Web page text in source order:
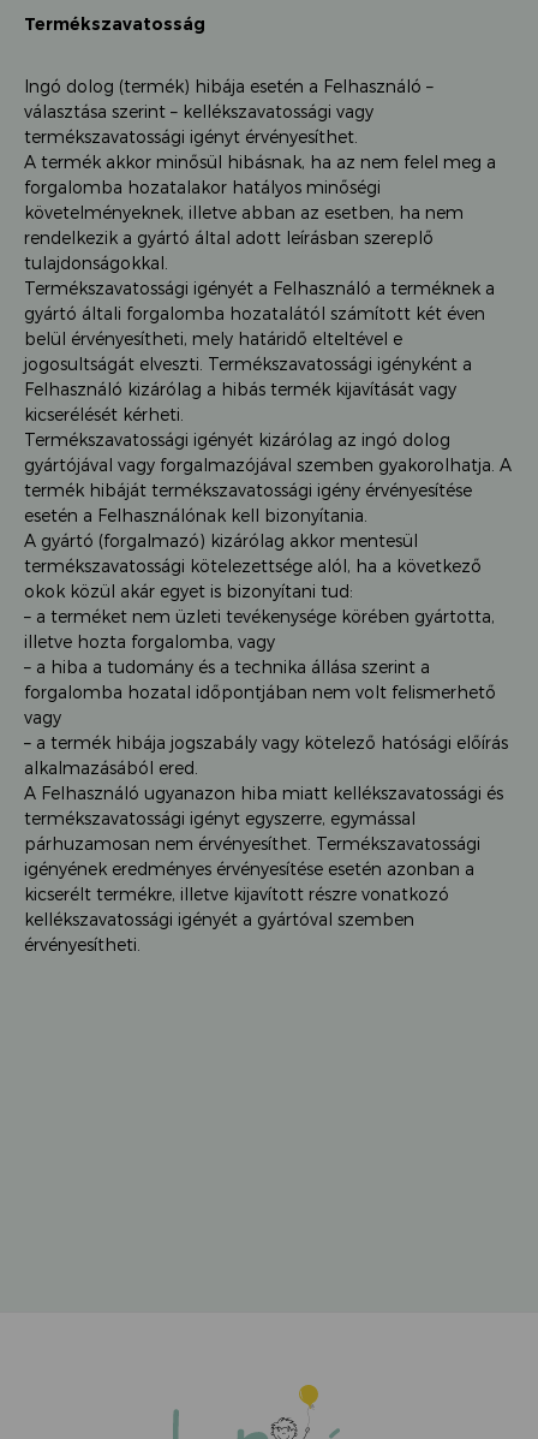
Termékszavatosság
Ingó dolog (termék) hibája esetén a Felhasználó –
választása szerint – kellékszavatossági vagy
termékszavatossági igényt érvényesíthet.
A termék akkor minősül hibásnak, ha az nem felel meg a
forgalomba hozatalakor hatályos minőségi
követelményeknek, illetve abban az esetben, ha nem
rendelkezik a gyártó által adott leírásban szereplő
tulajdonságokkal.
Termékszavatossági igényét a Felhasználó a terméknek a
gyártó általi forgalomba hozatalától számított két éven
belül érvényesítheti, mely határidő elteltével e
jogosultságát elveszti. Termékszavatossági igényként a
Felhasználó kizárólag a hibás termék kijavítását vagy
kicserélését kérheti.
Termékszavatossági igényét kizárólag az ingó dolog
gyártójával vagy forgalmazójával szemben gyakorolhatja. A
termék hibáját termékszavatossági igény érvényesítése
esetén a Felhasználónak kell bizonyítania.
A gyártó (forgalmazó) kizárólag akkor mentesül
termékszavatossági kötelezettsége alól, ha a következő
okok közül akár egyet is bizonyítani tud:
– a terméket nem üzleti tevékenysége körében gyártotta,
illetve hozta forgalomba, vagy
– a hiba a tudomány és a technika állása szerint a
forgalomba hozatal időpontjában nem volt felismerhető
vagy
– a termék hibája jogszabály vagy kötelező hatósági előírás
alkalmazásából ered.
A Felhasználó ugyanazon hiba miatt kellékszavatossági és
termékszavatossági igényt egyszerre, egymással
párhuzamosan nem érvényesíthet. Termékszavatossági
igényének eredményes érvényesítése esetén azonban a
kicserélt termékre, illetve kijavított részre vonatkozó
kellékszavatossági igényét a gyártóval szemben
érvényesítheti.